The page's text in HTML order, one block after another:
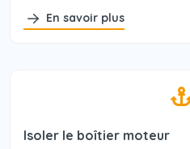
En savoir plus
Isoler le boîtier moteur